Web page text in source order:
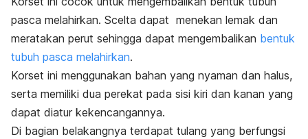
pasca melahirkan. Scelta dapat menekan lemak dan
meratakan perut sehingga dapat mengembalikan bentuk
tubuh pasca melahirkan.
Korset ini menggunakan bahan yang nyaman dan halus,
serta memiliki dua perekat pada sisi kiri dan kanan yang
dapat diatur kekencangannya.
Di bagian belakangnya terdapat tulang yang berfungsi